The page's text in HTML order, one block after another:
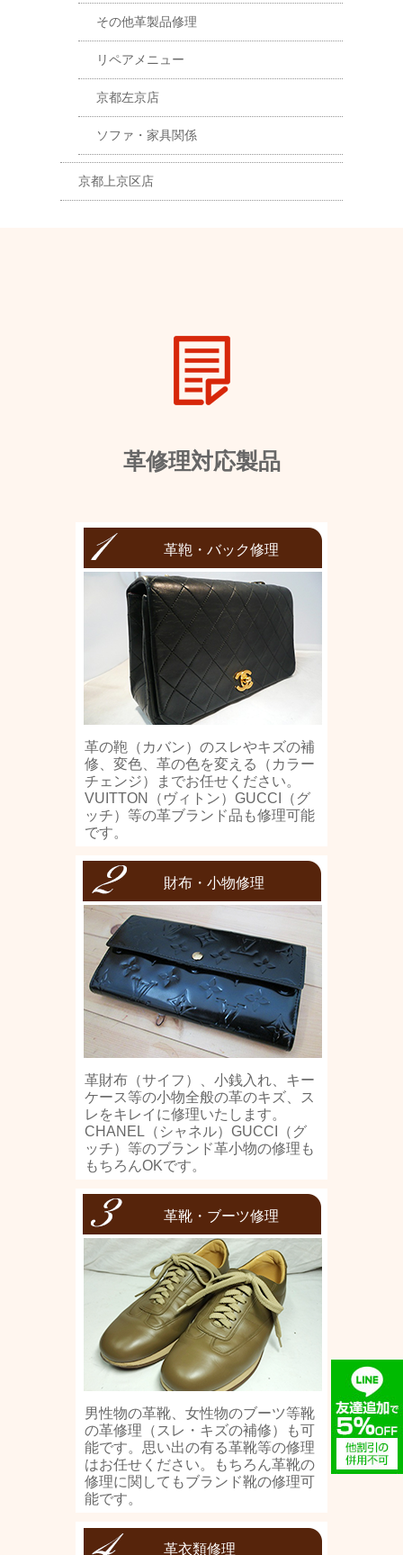
その他革製品修理
リペアメニュー
京都左京店
ソファ・家具関係
京都上京区店
革修理対応製品
革鞄・バック修理
革の鞄（カバン）のスレやキズの補
修、変色、革の色を変える（カラー
チェンジ）までお任せください。
VUITTON（ヴィトン）GUCCI（グ
ッチ）等の革ブランド品も修理可能
です。
財布・小物修理
革財布（サイフ）、小銭入れ、キー
ケース等の小物全般の革のキズ、ス
レをキレイに修理いたします。
CHANEL（シャネル）GUCCI（グ
ッチ）等のブランド革小物の修理も
もちろんOKです。
革靴・ブーツ修理
男性物の革靴、女性物のブーツ等靴
の革修理（スレ・キズの補修）も可
能です。思い出の有る革靴等の修理
はお任せください。もちろん革靴の
修理に関してもブランド靴の修理可
能です。
革衣類修理